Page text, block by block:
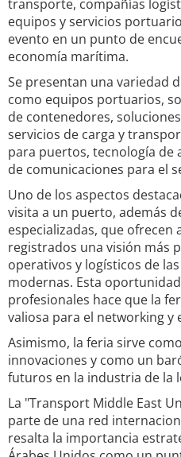
transporte, compañías
equipos y servicios
evento en un punto de
economía marítima.
Se presentan una variedad
como equipos portuarios,
de contenedores,
servicios de carga y
para puertos, tecnología de
de comunicaciones para el
Uno de los aspectos
visita a un puerto, además
especializadas, que
registrados una visión más
operativos y logísticos de
modernas. Esta
profesionales hace que la
valiosa para el networking
Asimismo, la feria sirve
innovaciones y como un
futuros en la industria de la
La "Transport Middle East
parte de una red
resalta la importancia